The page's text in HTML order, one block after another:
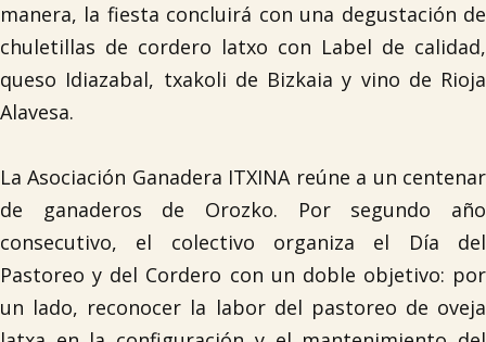
manera, la fiesta concluirá con una degustación de
chuletillas de cordero latxo con Label de calidad,
queso Idiazabal, txakoli de Bizkaia y vino de Rioja
Alavesa.
La Asociación Ganadera ITXINA reúne a un centenar
de ganaderos de Orozko. Por segundo año
consecutivo, el colectivo organiza el Día del
Pastoreo y del Cordero con un doble objetivo: por
un lado, reconocer la labor del pastoreo de oveja